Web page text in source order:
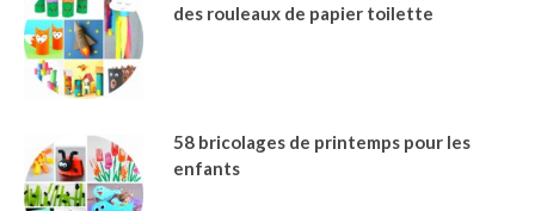
des rouleaux de papier toilette
58 bricolages de printemps pour les
enfants